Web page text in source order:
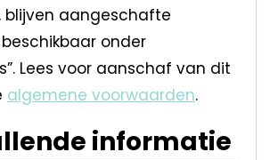
blijven aangeschafte
onder
Lees voor aanschaf van dit
algemene voorwaarden.
informatie